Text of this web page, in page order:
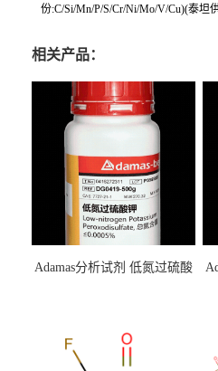
份:C/Si/Mn/P/S/Cr/Ni/Mo/V/Cu)(泰坦
相关产品：
Adamas分析试剂 低氮过硫酸
（泰坦现货供应）